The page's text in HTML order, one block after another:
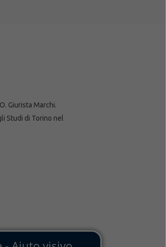
Giurista Marchi.
Studi di Torino nel